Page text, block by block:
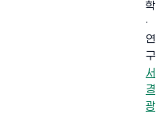
학
·
연
구
서
경
광